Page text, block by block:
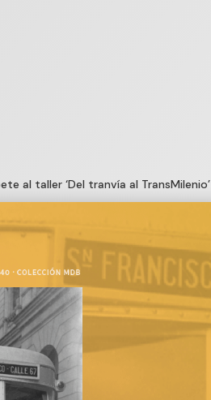
al taller ‘Del tranvía al TransMilenio’